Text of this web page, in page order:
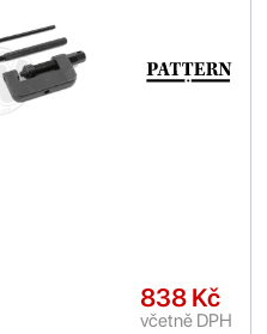
838 Kč
včetně DPH